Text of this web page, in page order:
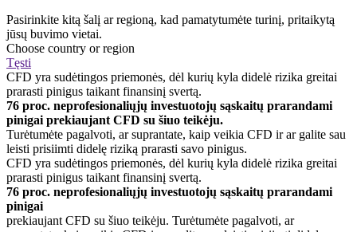
Pasirinkite kitą šalį ar regioną, kad pamatytumėte turinį, pritaikytą
jūsų buvimo vietai.
Choose country or region
Tęsti
CFD yra sudėtingos priemonės, dėl kurių kyla didelė rizika greitai
prarasti pinigus taikant finansinį svertą.
76 proc. neprofesionaliųjų investuotojų sąskaitų prarandami
pinigai prekiaujant CFD su šiuo teikėju.
Turėtumėte pagalvoti, ar suprantate, kaip veikia CFD ir ar galite sau
leisti prisiimti didelę riziką prarasti savo pinigus.
CFD yra sudėtingos priemonės, dėl kurių kyla didelė rizika greitai
prarasti pinigus taikant finansinį svertą.
76 proc. neprofesionaliųjų investuotojų sąskaitų prarandami
pinigai
prekiaujant CFD su šiuo teikėju. Turėtumėte pagalvoti, ar